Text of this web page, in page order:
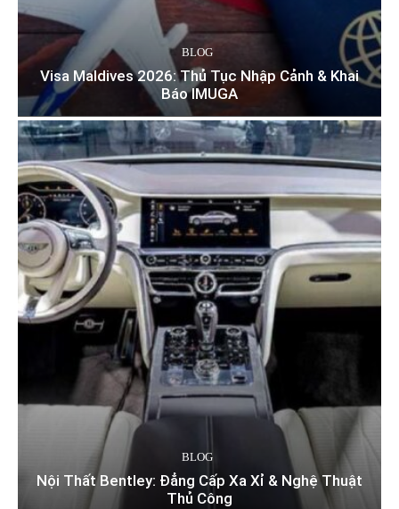
BLOG
Visa Maldives 2026: Thủ Tục Nhập Cảnh & Khai
Báo IMUGA
BLOG
Nội Thất Bentley: Đẳng Cấp Xa Xỉ & Nghệ Thuật
Thủ Công